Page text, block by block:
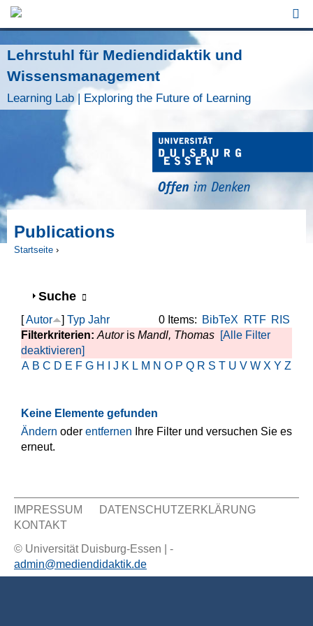
Jump to Navigation
Lehrstuhl für Mediendidaktik und
Wissensmanagement
Learning Lab | Exploring the Future of Learning
Publications
Startseite ›
Anzeigen
Suche
0 Items: BibTeX RTF RIS
[Autor ] Typ Jahr
Filterkriterien: Autoris Mandl, Thomas [Alle Filter
deaktivieren]
A B C D E F G H J K L M N O P Q R S T U V W X Y Z
Keine Elemente gefunden
Ändern oder entfernen Ihre Filter und versuchen Sie es
erneut.
Sekundär Menü
IMPRESSUM
DATENSCHUTZERKLÄRUNG
KONTAKT
© Universität Duisburg-Essen | -
admin@mediendidaktik.de